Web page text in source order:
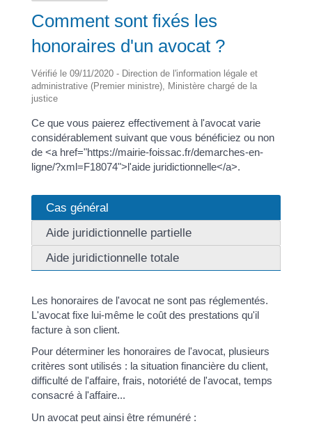
Comment sont fixés les
honoraires d'un avocat ?
Vérifié le 09/11/2020 - Direction de l'information légale et
administrative (Premier ministre), Ministère chargé de la
justice
Ce que vous paierez effectivement à l'avocat varie
considérablement suivant que vous bénéficiez ou non
de <a href="https://mairie-foissac.fr/demarches-en-
ligne/?xml=F18074">l'aide juridictionnelle</a>.
Cas général
Aide juridictionnelle partielle
Aide juridictionnelle totale
Les honoraires de l'avocat ne sont pas réglementés.
L'avocat fixe lui-même le coût des prestations qu'il
facture à son client.
Pour déterminer les honoraires de l'avocat, plusieurs
critères sont utilisés : la situation financière du client,
difficulté de l'affaire, frais, notoriété de l'avocat, temps
consacré à l'affaire...
Un avocat peut ainsi être rémunéré :